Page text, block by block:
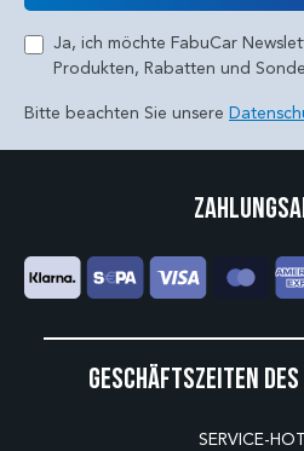
Ja, ich möchte FabuCar
Produkten, Rabatten und
Bitte beachten Sie unsere
Geschäftszeiten
SERVICE-